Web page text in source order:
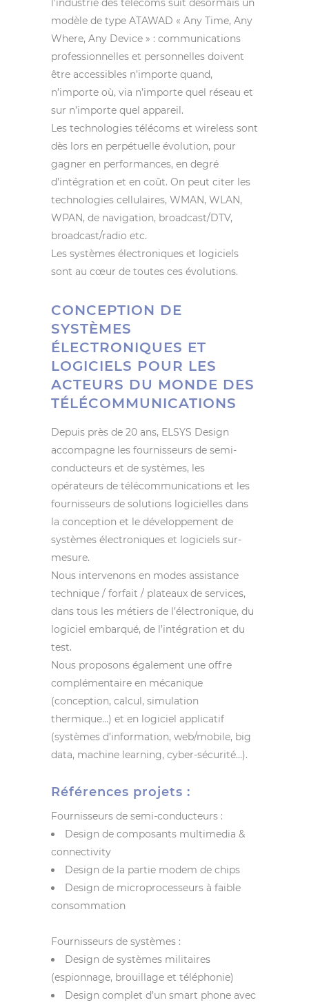
l’industrie des télécoms suit désormais un
modèle de type ATAWAD « Any Time, Any
Where, Any Device » : communications
professionnelles et personnelles doivent
être accessibles n’importe quand,
n’importe où, via n’importe quel réseau et
sur n’importe quel appareil.
Les technologies télécoms et wireless sont
dès lors en perpétuelle évolution, pour
gagner en performances, en degré
d’intégration et en coût. On peut citer les
technologies cellulaires, WMAN, WLAN,
WPAN, de navigation, broadcast/DTV,
broadcast/radio etc.
Les systèmes électroniques et logiciels
sont au cœur de toutes ces évolutions.
CONCEPTION DE
SYSTÈMES
ÉLECTRONIQUES ET
LOGICIELS POUR LES
ACTEURS DU MONDE DES
TÉLÉCOMMUNICATIONS
Depuis près de 20 ans, ELSYS Design
accompagne les fournisseurs de semi-
conducteurs et de systèmes, les
opérateurs de télécommunications et les
fournisseurs de solutions logicielles dans
la conception et le développement de
systèmes électroniques et logiciels sur-
mesure.
Nous intervenons en modes assistance
technique / forfait / plateaux de services,
dans tous les métiers de l’électronique, du
logiciel embarqué, de l’intégration et du
test.
Nous proposons également une offre
complémentaire en mécanique
(conception, calcul, simulation
thermique…) et en logiciel applicatif
(systèmes d’information, web/mobile, big
data, machine learning, cyber-sécurité…).
Références projets :
Fournisseurs de semi-conducteurs :
Design de composants multimedia &
connectivity
Design de la partie modem de chips
Design de microprocesseurs à faible
consommation
Fournisseurs de systèmes :
Design de systèmes militaires
(espionnage, brouillage et téléphonie)
Design complet d’un smart phone avec